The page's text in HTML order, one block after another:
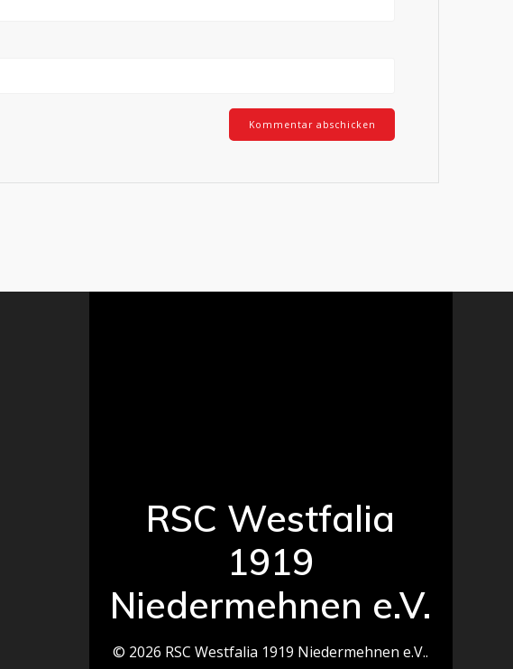
RSC Westfalia
1919
Niedermehnen e.V.
© 2026 RSC Westfalia 1919 Niedermehnen e.V..